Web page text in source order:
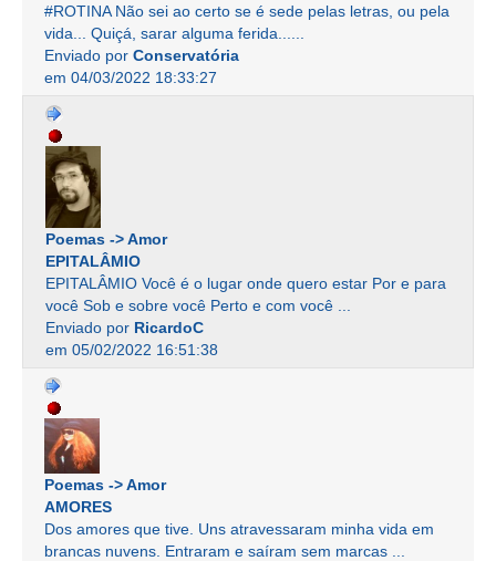
#ROTINA Não sei ao certo se é sede pelas letras, ou pela
vida... Quiçá, sarar alguma ferida......
Enviado por Conservatória
em 04/03/2022 18:33:27
Poemas -> Amor
EPITALÂMIO
EPITALÂMIO Você é o lugar onde quero estar Por e para
você Sob e sobre você Perto e com você ...
Enviado por RicardoC
em 05/02/2022 16:51:38
Poemas -> Amor
AMORES
Dos amores que tive. Uns atravessaram minha vida em
brancas nuvens. Entraram e saíram sem marcas ...